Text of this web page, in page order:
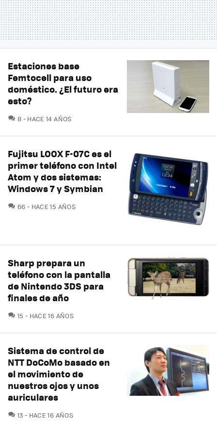
Estaciones base
Femtocell para uso
doméstico. ¿El futuro era
esto?
8 COMENTARIOS
HACE 14 AÑOS
Fujitsu LOOX F-07C es el
primer teléfono con Intel
Atom y dos sistemas:
Windows 7 y Symbian
66 COMENTARIOS
HACE 15 AÑOS
Sharp prepara un
teléfono con la pantalla
de Nintendo 3DS para
finales de año
15 COMENTARIOS
HACE 16 AÑOS
Sistema de control de
NTT DoCoMo basado en
el movimiento de
nuestros ojos y unos
auriculares
13 COMENTARIOS
HACE 16 AÑOS